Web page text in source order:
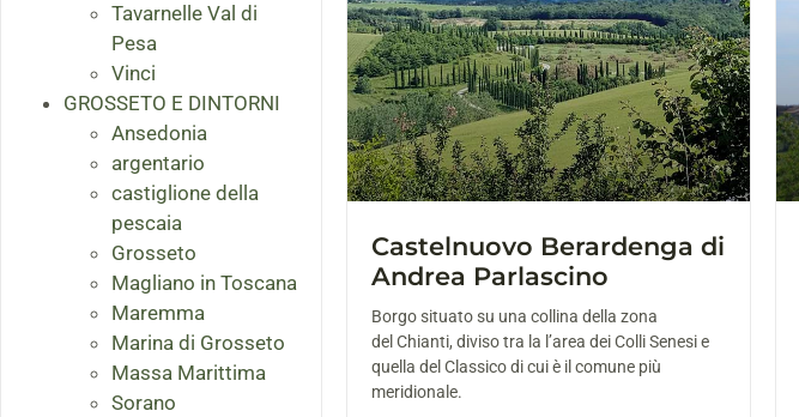
Tavarnelle Val di
Pesa
Vinci
GROSSETO E DINTORNI
Ansedonia
argentario
castiglione della
pescaia
Grosseto
Magliano in Toscana
Maremma
Marina di Grosseto
Massa Marittima
Sorano
Castelnuovo Berardenga di
Andrea Parlascino
Borgo situato su una collina della zona
del Chianti, diviso tra la l’area dei Colli Senesi e
quella del Classico di cui è il comune più
meridionale.